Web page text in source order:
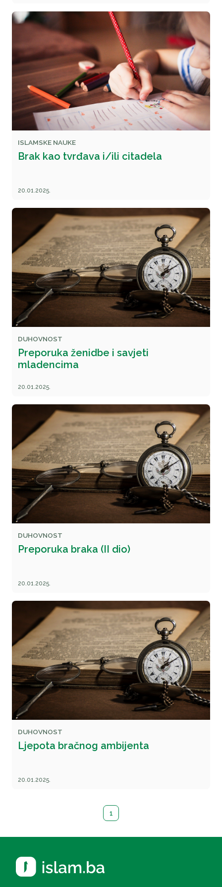
ISLAMSKE NAUKE
Brak kao tvrđava i/ili citadela
20.01.2025.
DUHOVNOST
Preporuka ženidbe i savjeti
mladencima
20.01.2025.
DUHOVNOST
Preporuka braka (II dio)
20.01.2025.
DUHOVNOST
Ljepota bračnog ambijenta
20.01.2025.
1